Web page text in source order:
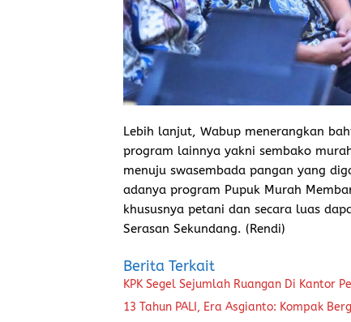
Lebih lanjut, Wabup menerangkan
program lainnya yakni sembako
menuju swasembada pangan yang
adanya program Pupuk Murah
khususnya petani dan secara luas
Serasan Sekundang. (Rendi)
Berita Terkait
KPK Segel Sejumlah Ruangan Di Kantor
13 Tahun PALI, Era Asgianto: Kompak